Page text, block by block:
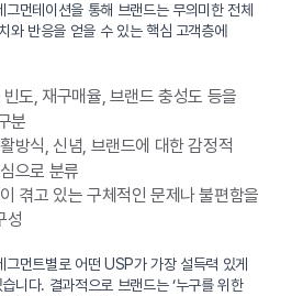
먼테이션을 통해 브랜드는 무의미한 전체
와 반응을 얻을 수 있는 핵심 고객층에
도, 재구매율, 브랜드 충성도 등을
분
방식, 신념, 브랜드에 대한 감정적
으로 분류
겪고 있는 구체적인 문제나 불편함을
성
그먼트별로 어떤 USP가 가장 설득력 있게
니다. 결과적으로 브랜드는 ‘누구를 위한